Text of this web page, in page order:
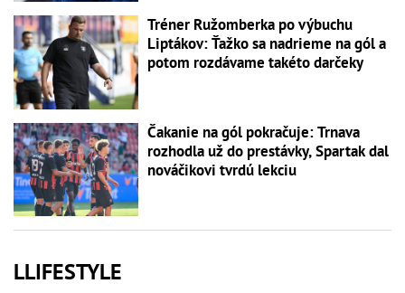
Tréner Ružomberka po výbuchu
Liptákov: Ťažko sa nadrieme na gól a
potom rozdávame takéto darčeky
Čakanie na gól pokračuje: Trnava
rozhodla už do prestávky, Spartak dal
nováčikovi tvrdú lekciu
LLIFESTYLE